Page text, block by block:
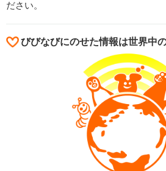
ださい。
びびなびにのせた情報は世界中